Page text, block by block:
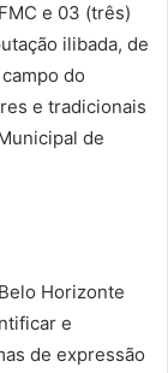
e 03 (três)
ilibada, de
do
e tradicionais
de
Horizonte
e
de expressão